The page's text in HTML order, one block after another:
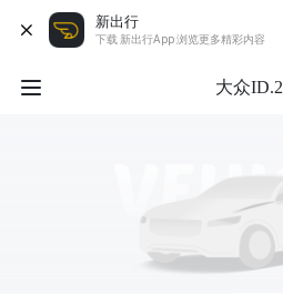
新出行
下载 新出行App 浏览更多精彩内容
大众ID.2